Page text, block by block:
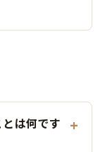
は何です